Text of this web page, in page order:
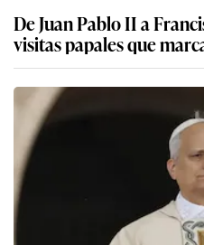
De Juan Pablo II a
visitas papales que